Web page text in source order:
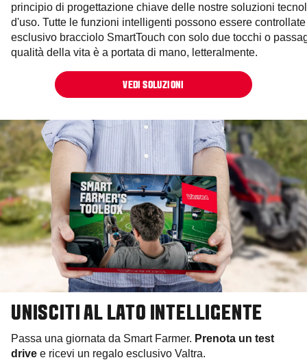
principio di progettazione chiave delle nostre soluzioni
d'uso. Tutte le funzioni intelligenti possono essere
esclusivo bracciolo SmartTouch con solo due tocchi o
qualità della vita è a portata di mano, letteralmente.
VEDI SOLUZIONI
UNISCITI AL LATO INTELLIGENTE
Passa una giornata da Smart Farmer. Prenota un test
drive e ricevi un regalo esclusivo Valtra.